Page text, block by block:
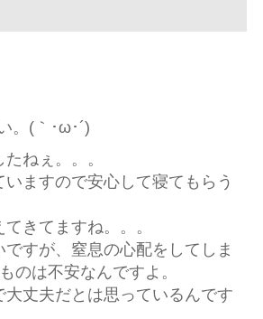
(｀･ω･´)ゞ
ねぇ。。。
ますので安心して寝てもらう
きてますね。。。
すが、窒息の心配をしてしま
のは不安なんですよ。
丈夫だとは思っているんです